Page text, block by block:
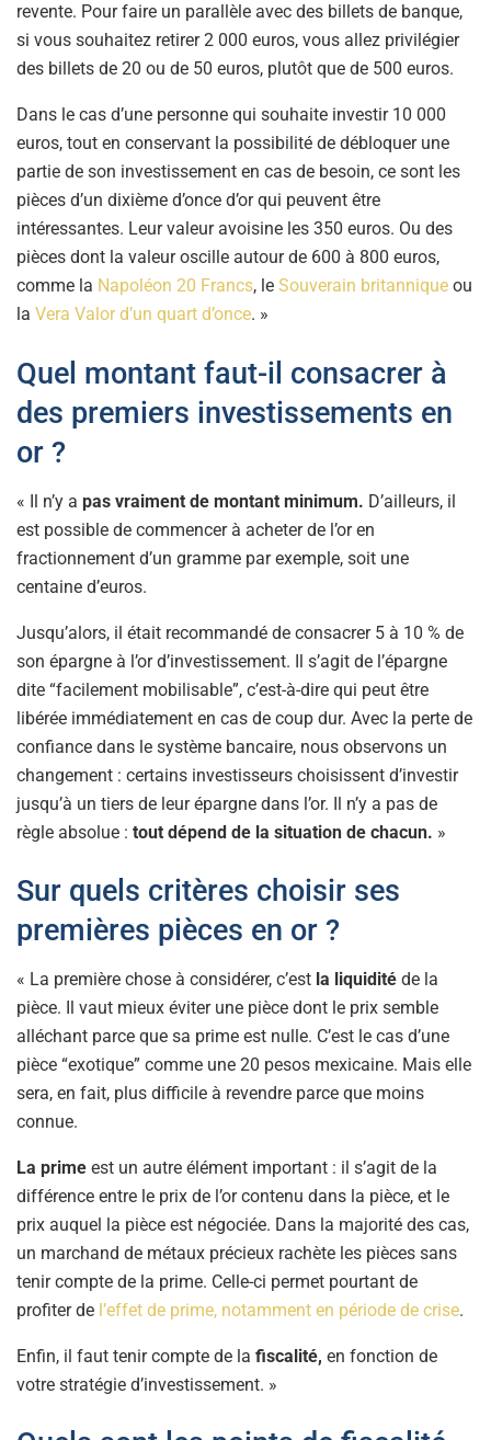
revente. Pour faire un parallèle avec des billets de banque,
si vous souhaitez retirer 2 000 euros, vous allez privilégier
des billets de 20 ou de 50 euros, plutôt que de 500 euros.
Dans le cas d’une personne qui souhaite investir 10 000
euros, tout en conservant la possibilité de débloquer une
partie de son investissement en cas de besoin, ce sont les
pièces d’un dixième d’once d’or qui peuvent être
intéressantes. Leur valeur avoisine les 350 euros. Ou des
pièces dont la valeur oscille autour de 600 à 800 euros,
comme la Napoléon 20 Francs, le Souverain britannique ou
la Vera Valor d’un quart d’once. »
Quel montant faut-il consacrer à
des premiers investissements en
or ?
« Il n’y a pas vraiment de montant minimum. D’ailleurs, il
est possible de commencer à acheter de l’or en
fractionnement d’un gramme par exemple, soit une
centaine d’euros.
Jusqu’alors, il était recommandé de consacrer 5 à 10 % de
son épargne à l’or d’investissement. Il s’agit de l’épargne
dite “facilement mobilisable”, c’est-à-dire qui peut être
libérée immédiatement en cas de coup dur. Avec la perte de
confiance dans le système bancaire, nous observons un
changement : certains investisseurs choisissent d’investir
jusqu’à un tiers de leur épargne dans l’or. Il n’y a pas de
règle absolue : tout dépend de la situation de chacun. »
Sur quels critères choisir ses
premières pièces en or ?
« La première chose à considérer, c’est la liquidité de la
pièce. Il vaut mieux éviter une pièce dont le prix semble
alléchant parce que sa prime est nulle. C’est le cas d’une
pièce “exotique” comme une 20 pesos mexicaine. Mais elle
sera, en fait, plus difficile à revendre parce que moins
connue.
La prime est un autre élément important : il s’agit de la
différence entre le prix de l’or contenu dans la pièce, et le
prix auquel la pièce est négociée. Dans la majorité des cas,
un marchand de métaux précieux rachète les pièces sans
tenir compte de la prime. Celle-ci permet pourtant de
profiter de l’effet de prime, notamment en période de crise.
Enfin, il faut tenir compte de la fiscalité, en fonction de
votre stratégie d’investissement. »